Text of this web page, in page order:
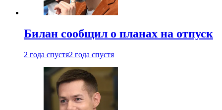
Билан сообщил о планах на отпуск
2 года спустя2 года спустя